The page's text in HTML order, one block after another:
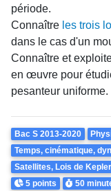
période.
Connaître les trois
dans le cas d'un
Connaître et
en œuvre pour
pesanteur uniforme.
Theme
Bac S 2013-2020
Temps, cinématique,
Satellites, Lois de Kepler
Points
5 points Durée
50